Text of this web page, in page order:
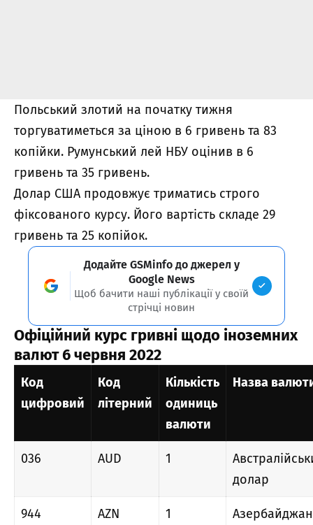
Польський злотий на початку тижня
торгуватиметься за ціною в 6 гривень та 83
копійки. Румунський лей НБУ оцінив в 6
гривень та 35 гривень.
Долар США продовжує триматись строго
фіксованого курсу. Його вартість складе 29
гривень та 25 копійок.
Додайте GSMinfo до джерел у
Google News
Щоб бачити наші публікації у своїй
стрічці новин
Офіційний курс гривні щодо іноземних
валют6 червня 2022
Код
цифровий
Код
літерний
Кількість
одиниць
валюти
Назва
036 AUD 1
долар
944 AZN 1